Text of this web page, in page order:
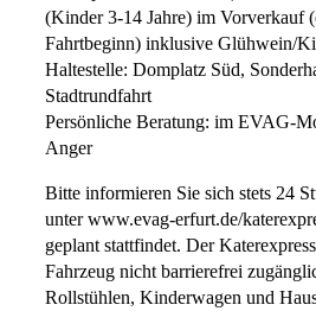
(Kinder 3-14 Jahre) im Vorverkauf
Fahrtbeginn) inklusive Glühwein/
Haltestelle: Domplatz Süd,
Stadtrundfahrt
Persönliche Beratung: im EVAG-
Anger
Bitte informieren Sie sich stets 24
unter www.evag-erfurt.de/
geplant stattfindet. Der
Fahrzeug nicht barrierefrei
Rollstühlen, Kinderwagen und